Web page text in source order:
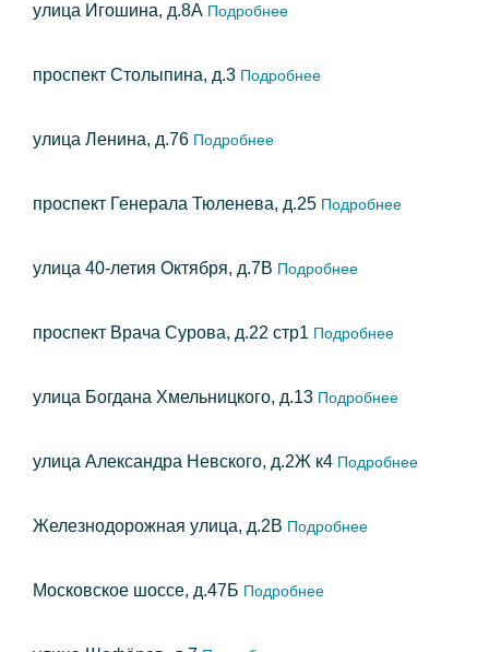
улица Игошина, д.8А Подробнее
проспект Столыпина, д.3 Подробнее
улица Ленина, д.76 Подробнее
проспект Генерала Тюленева, д.25 Подробнее
улица 40-летия Октября, д.7В Подробнее
проспект Врача Сурова, д.22 стр1 Подробнее
улица Богдана Хмельницкого, д.13 Подробнее
улица Александра Невского, д.2Ж к4 Подробнее
Железнодорожная улица, д.2В Подробнее
Московское шоссе, д.47Б Подробнее